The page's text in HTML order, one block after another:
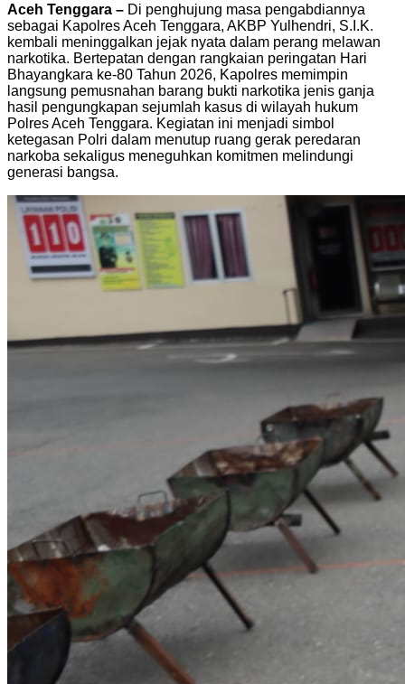
Aceh Tenggara – Di penghujung masa pengabdiannya
sebagai Kapolres Aceh Tenggara, AKBP Yulhendri, S.I.K.
kembali meninggalkan jejak nyata dalam perang melawan
narkotika. Bertepatan dengan rangkaian peringatan Hari
Bhayangkara ke-80 Tahun 2026, Kapolres memimpin
langsung pemusnahan barang bukti narkotika jenis ganja
hasil pengungkapan sejumlah kasus di wilayah hukum
Polres Aceh Tenggara. Kegiatan ini menjadi simbol
ketegasan Polri dalam menutup ruang gerak peredaran
narkoba sekaligus meneguhkan komitmen melindungi
generasi bangsa.